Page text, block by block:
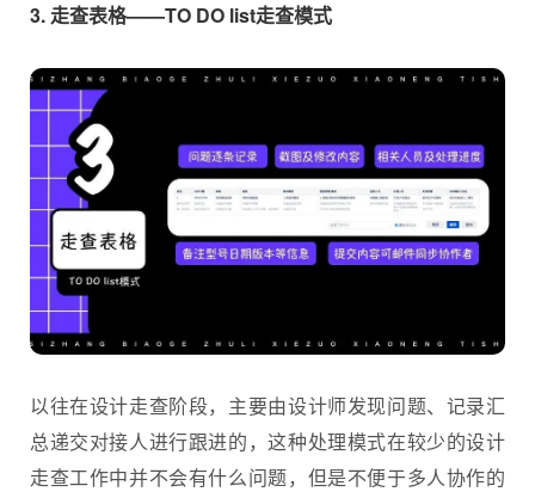
3. 走查表格——TO DO list走查模式
以往在设计走查阶段，主要由设计师发现问题、记录汇
总递交对接人进行跟进的，这种处理模式在较少的设计
走查工作中并不会有什么问题，但是不便于多人协作的